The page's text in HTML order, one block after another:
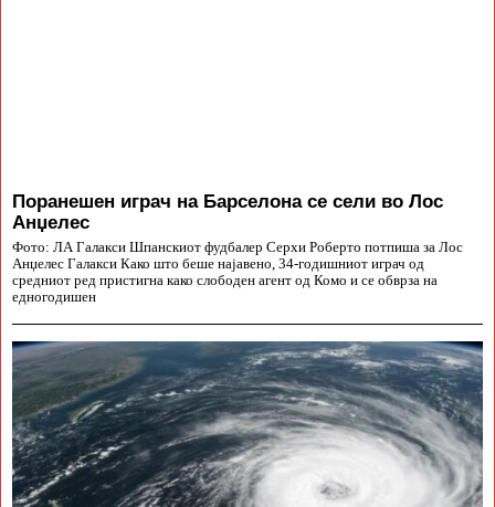
Поранешен играч на Барселона се сели во Лос
Анџелес
Фото: ЛА Галакси Шпанскиот фудбалер Серхи Роберто потпиша за Лос
Анџелес Галакси Како што беше најавено, 34-годишниот играч од
средниот ред пристигна како слободен агент од Комо и се обврза на
едногодишен